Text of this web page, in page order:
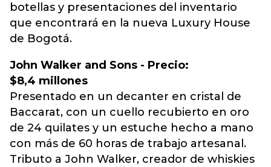
botellas y presentaciones del inventario
que encontrará en la nueva Luxury House
de Bogotá.
John Walker and Sons - Precio:
$8,4 millones
Presentado en un decanter en cristal de
Baccarat, con un cuello recubierto en oro
de 24 quilates y un estuche hecho a mano
con más de 60 horas de trabajo artesanal.
Tributo a John Walker, creador de whiskies